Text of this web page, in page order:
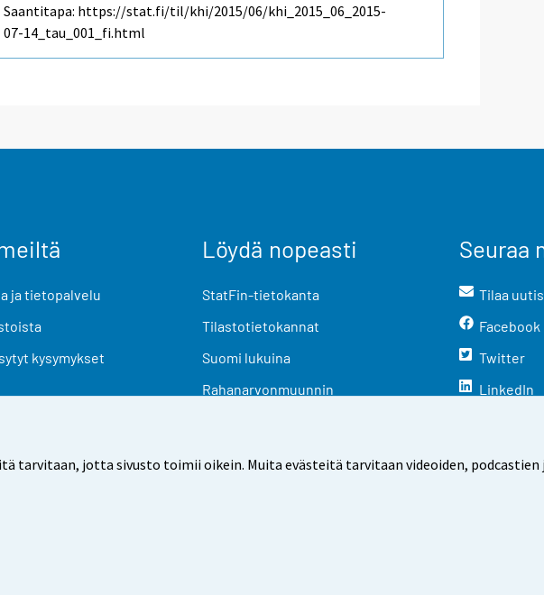
tarvitaan, jotta sivusto toimii oikein. Muita evästeitä tarvitaan videoiden, podcastien
Saantitapa: https://stat.fi/til/khi/2015/06/khi_2015_06_2015-
07-14_tau_001_fi.html
ja tietopalvelu
kysymykset
Löydä nopeasti
StatFin-tietokanta
Tilastotietokannat
Suomi lukuina
Rahanarvonmuunnin
Seuraa
Tilaa
Facebook
Twitter
LinkedIn